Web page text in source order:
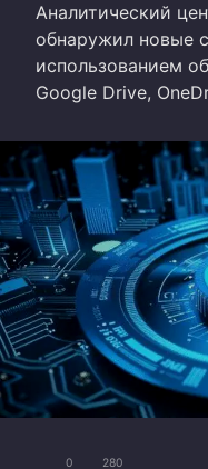
Аналитический
обнаружил новые
использованием
Google Drive,
0 280